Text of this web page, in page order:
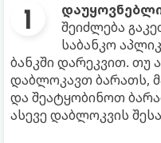
შეიძლება
საბანკო
ბანკში დარეკვით. თუ
დაბლოკავთ ბარათს,
და შეატყობინოთ
ასევე დაბლოკვის